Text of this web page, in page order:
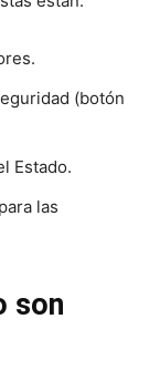
(botón
Estado.
las
son